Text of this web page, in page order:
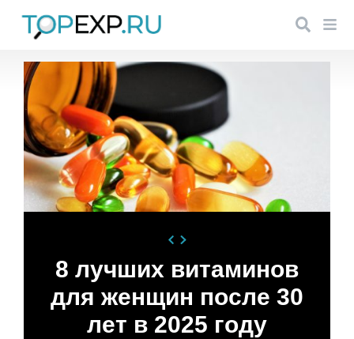
8 лучших витаминов
для женщин после 30
лет в 2025 году